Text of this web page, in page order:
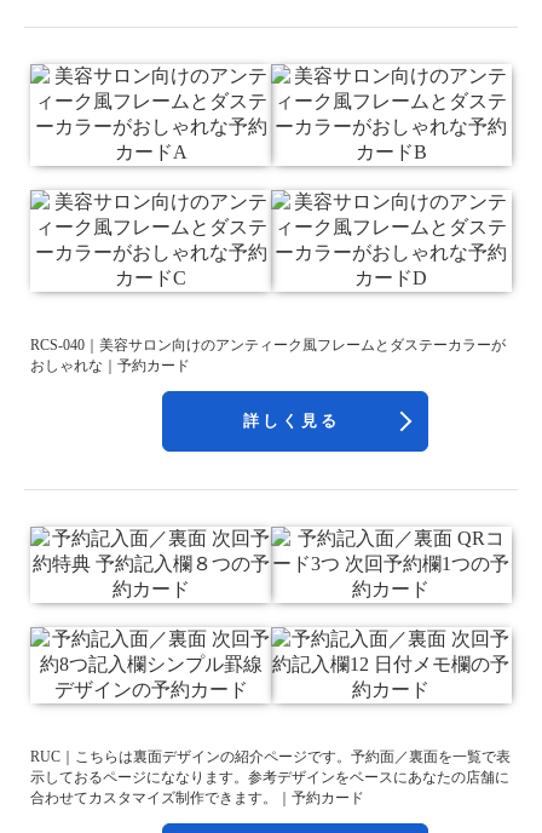
RCS-040｜美容サロン向けのアンティーク風フレームとダステーカラーが
おしゃれな｜予約カード
詳しく見る
RUC｜こちらは裏面デザインの紹介ページです。予約面／裏面を一覧で表
示しておるページにななります。参考デザインをベースにあなたの店舗に
合わせてカスタマイズ制作できます。｜予約カード